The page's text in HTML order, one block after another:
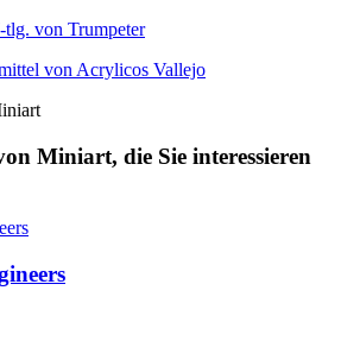
tlg. von Trumpeter
von Acrylicos Vallejo
Miniart, die Sie interessieren